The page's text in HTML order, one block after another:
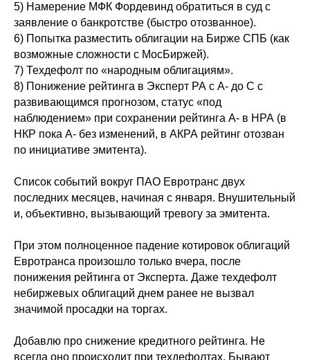
5) Намерение МФК Фордевинд обратиться в суд с
заявление о банкротстве (быстро отозванное).
6) Попытка разместить облигации на Бирже СПБ (как
возможные сложности с МосБиржей).
7) Техдефолт по «народным облигациям».
8) Понижение рейтинга в Эксперт РА с A- до С с
развивающимся прогнозом, статус «под
наблюдением» при сохранении рейтинга A- в НРА (в
НКР пока A- без изменений, в АКРА рейтинг отозван
по инициативе эмитента).
Список событий вокруг ПАО Евротранс двух
последних месяцев, начиная с января. Внушительный
и, объективно, вызывающий тревогу за эмитента.
При этом полноценное падение котировок облигаций
Евротранса произошло только вчера, после
понижения рейтинга от Эксперта. Даже техдефолт
небиржевых облигаций днем ранее не вызвал
значимой просадки на торгах.
Добавлю про снижение кредитного рейтинга. Не
всегда оно происходит при техдефолтах. Бывают